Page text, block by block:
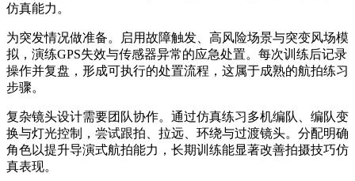
仿真能力。
为突发情况做准备。启用故障触发、高风险场景与突变风场模
拟，演练GPS失效与传感器异常的应急处置。每次训练后记录
操作并复盘，形成可执行的处置流程，这属于成熟的航拍练习
步骤。
复杂镜头设计需要团队协作。通过仿真练习多机编队、编队变
换与灯光控制，尝试跟拍、拉远、环绕与过渡镜头。分配明确
角色以提升导演式航拍能力，长期训练能显著改善拍摄技巧仿
真表现。